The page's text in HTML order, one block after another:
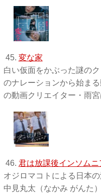
45. 変な家
白い仮面をかぶった謎の
のナレーションから始ま
の動画クリエイター・雨
46. 君は放課後インソムニ
オジロマコトによる日本
中見丸太（なかみ がんた